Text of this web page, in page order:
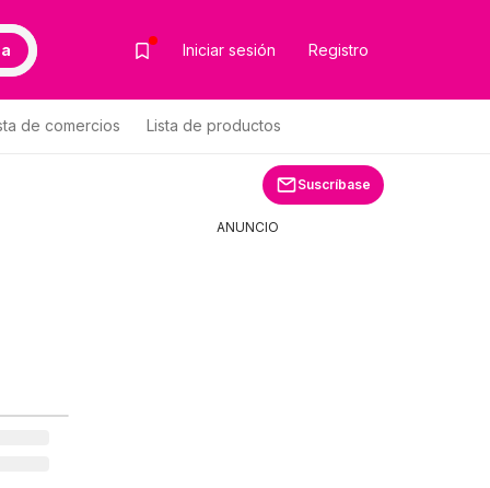
Iniciar sesión Registro
de comercios Lista de productos
Suscríbase
ANUNCIO